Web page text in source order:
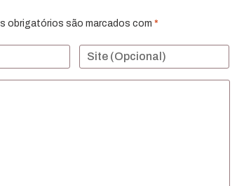
obrigatórios são marcados com *